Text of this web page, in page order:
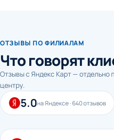
ОТЗЫВЫ ПО ФИЛИАЛАМ
Что говорят
Отзывы с Яндекс Карт — отдельно
центру.
5.0на Яндексе · 640 отзывов